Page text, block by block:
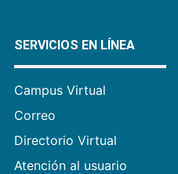
SERVICIOS EN LÍNEA
Campus Virtual
Correo
Directorio Virtual
Atención al usuario